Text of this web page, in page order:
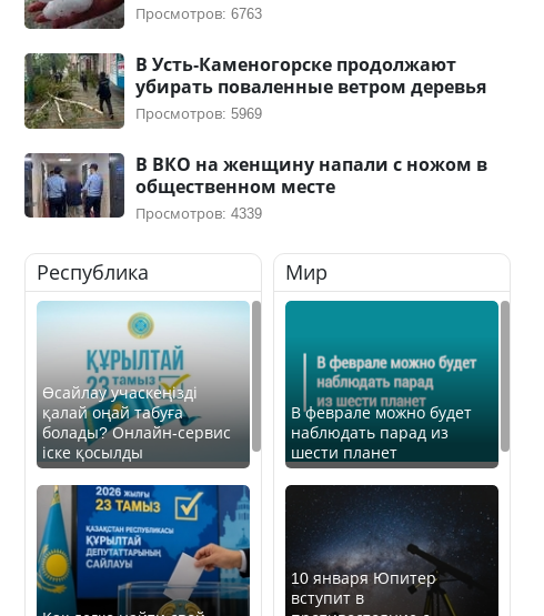
Просмотров: 6763
В Усть-Каменогорске продолжают
убирать поваленные ветром деревья
Просмотров: 5969
В ВКО на женщину напали с ножом в
общественном месте
Просмотров: 4339
Республика
Өсайлау учаскеңізді
қалай оңай табуға
болады? Онлайн-сервис
іске қосылды
Мир
В феврале можно будет
наблюдать парад из
шести планет
10 января Юпитер
вступит в